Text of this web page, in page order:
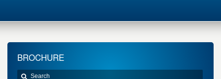
BROCHURE